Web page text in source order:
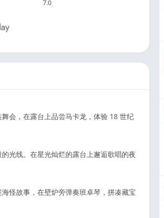
7.0
会，在露台上品尝马卡龙，体验 18 世纪
光线。在星光灿烂的露台上邂逅歌唱的夜
怪故事，在壁炉旁弹奏班卓琴，拼凑藏宝